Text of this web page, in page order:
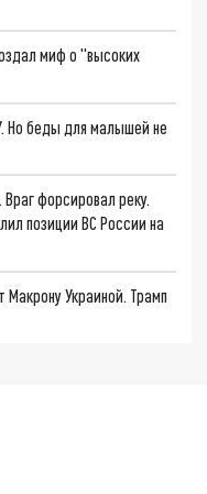
миф о "высоких
Но беды для малышей не
форсировал реку.
позиции ВС России на
Макрону Украиной. Трамп